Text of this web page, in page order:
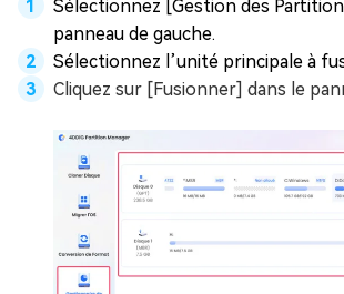
Sélectionnez [Gestion des
panneau de gauche.
Sélectionnez l’unité principale à
Cliquez sur [Fusionner] dans le